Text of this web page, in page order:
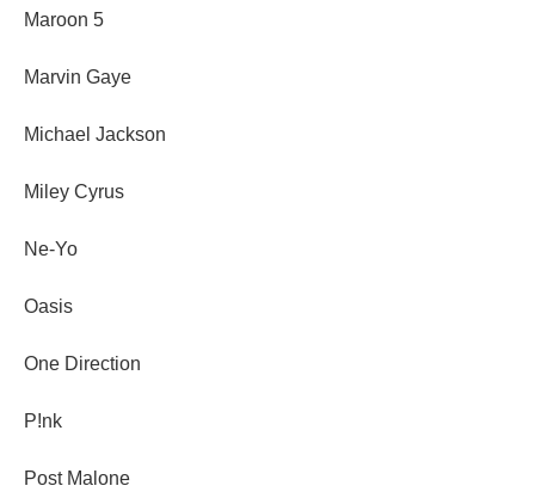
Maroon 5
Marvin Gaye
Michael Jackson
Miley Cyrus
Ne-Yo
Oasis
One Direction
P!nk
Post Malone